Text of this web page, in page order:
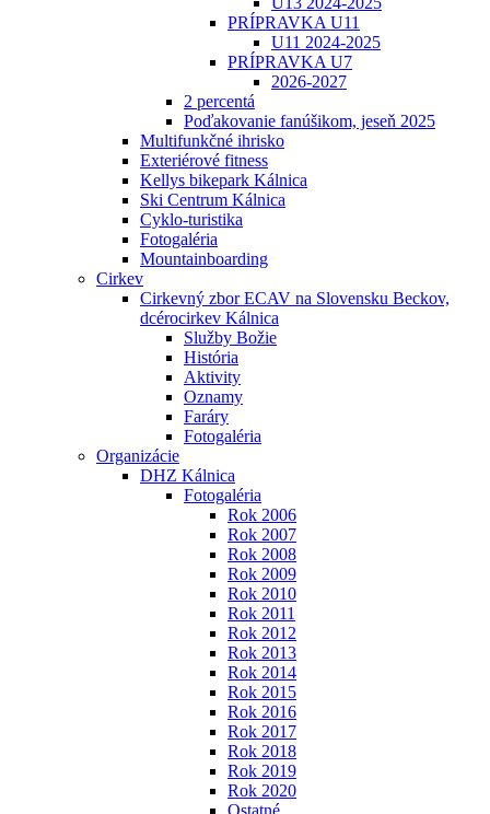
PRÍPRAVKA U11
U11 2024-2025
PRÍPRAVKA U7
2026-2027
2 percentá
Poďakovanie fanúšikom, jeseň 2025
Multifunkčné ihrisko
Exteriérové fitness
Kellys bikepark Kálnica
Ski Centrum Kálnica
Cyklo-turistika
Fotogaléria
Mountainboarding
Cirkev
Cirkevný zbor ECAV na Slovensku Beckov,
dcérocirkev Kálnica
Služby Božie
História
Aktivity
Oznamy
Faráry
Fotogaléria
Organizácie
DHZ Kálnica
Fotogaléria
Rok 2006
Rok 2007
Rok 2008
Rok 2009
Rok 2010
Rok 2011
Rok 2012
Rok 2013
Rok 2014
Rok 2015
Rok 2016
Rok 2017
Rok 2018
Rok 2019
Rok 2020
Ostatné